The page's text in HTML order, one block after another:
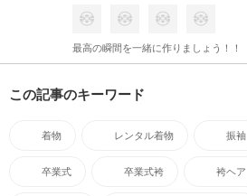
最高の瞬間を一緒に作りましょう！！
この記事のキーワード
着物 レンタル着物 振袖
卒業式 卒業式袴 袴ヘア